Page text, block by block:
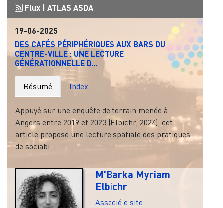
Flux | ATLAS ASDA
19-06-2025
DES CAFÉS PÉRIPHÉRIQUES AUX BARS DU
CENTRE-VILLE : UNE LECTURE
GÉNÉRATIONNELLE D...
Résumé Index
Appuyé sur une enquête de terrain menée à
Angers entre 2019 et 2023 (Elbichr, 2024), cet
article propose une lecture spatiale des pratiques
de sociabi...
M'Barka Myriam
Elbichr
Associé.e site